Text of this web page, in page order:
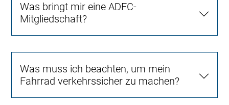
Was bringt mir eine ADFC-
Mitgliedschaft?
Was muss ich beachten, um mein
Fahrrad verkehrssicher zu machen?